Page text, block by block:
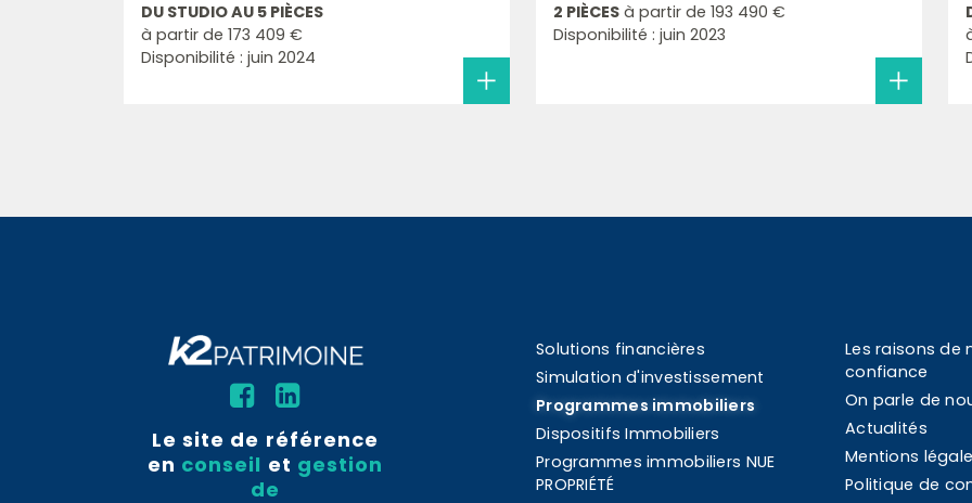
DU STUDIO AU 5 PIÈCES
à partir de 173 409 €
Disponibilité : juin 2024
2 PIÈCES à partir de 193 490 €
Disponibilité : juin 2023
Le site de référence
en conseil et gestion
de
Solutions financières
Simulation d'investissement
Programmes immobiliers
Dispositifs Immobiliers
Programmes immobiliers NUE
PROPRIÉTÉ
Les raisons de
confiance
On parle de
Actualités
Mentions
Politique de